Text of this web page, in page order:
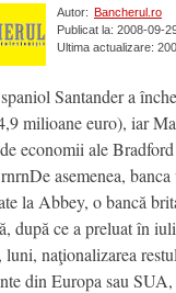
Autor:
Bancherul.ro
Publicat la: 2008-09-
Ultima actualizare:
Santander a
milioane euro), iar
economii ale
asemenea,
la Abbey, o bancă
după ce a preluat în
luni, naţionalizarea
din Europa sau